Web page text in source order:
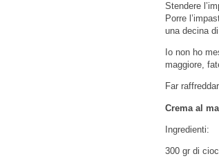
Stendere
Porre
una decina
Io non ho
maggiore,
Far
Crema al
Ingredienti:
300 gr di